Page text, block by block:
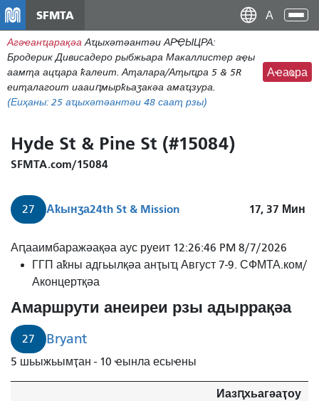
контену
принципал
SFMTA
Агәҽанҵарақәа Аҵыхәтәантәи АРҾЫЦРА:
Бродерик Дивисадеро рыбжьара Макаллистер аҿы
аамҭа ацҵара ҟалеит. Аҭалара/Аҭыҵра 5 & 5R
еиҭалагоит иааиԥмырҟьаӡакәа амаҵзура.
(Еиҳаны: 25 аҵыхәтәантәи 48 сааҭ рзы)
Аҽаҩра
Hyde St & Pine St (#15084)
SFMTA.com/15084
27 Аҟынӡа24th St & Mission 17, 37 Мин
Аԥааимбаражәақәа аус руеит 12:26:46 PM 8/7/2026
ГГП аҟны адгьылқәа анҭыҵ Август 7-9. СФМТА.ком/
Аконцертқәа
Амаршрути анеиреи рзы адыррақәа
27 Bryant
5 шьыжьымҭан - 10 ҽынла есыҽны
Иазԥхьагәаҭоу